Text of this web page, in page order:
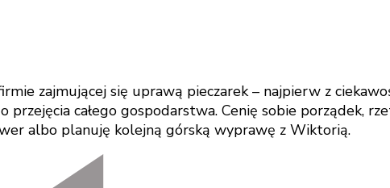
zajmującej się uprawą pieczarek – najpierw z
całego gospodarstwa. Cenię sobie porządek,
albo planuję kolejną górską wyprawę z Wiktorią.